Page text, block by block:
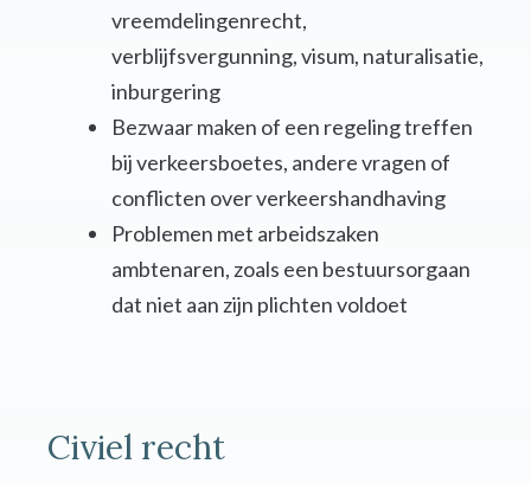
vreemdelingenrecht,
verblijfsvergunning, visum, naturalisatie,
inburgering
Bezwaar maken of een regeling treffen
bij verkeersboetes, andere vragen of
conflicten over verkeershandhaving
Problemen met arbeidszaken
ambtenaren, zoals een bestuursorgaan
dat niet aan zijn plichten voldoet
Civiel recht